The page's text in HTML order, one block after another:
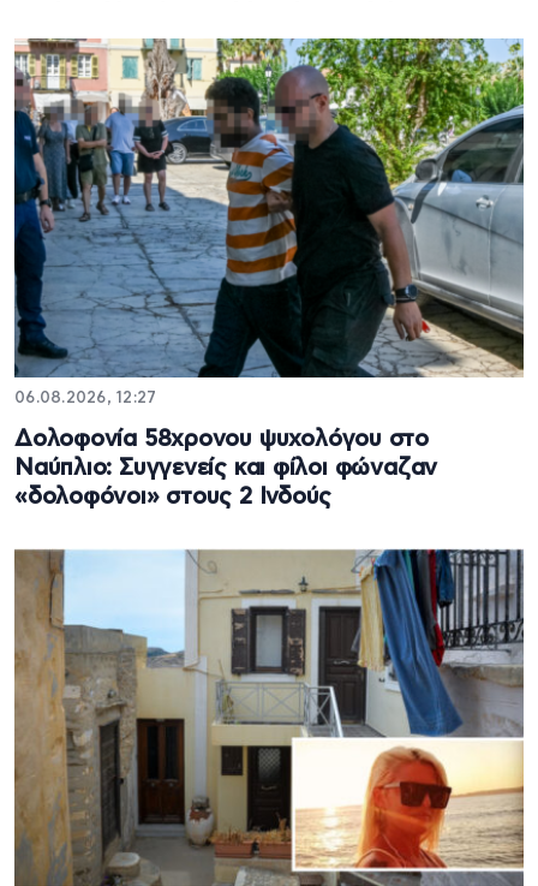
06.08.2026, 12:27
Δολοφονία 58χρονου ψυχολόγου στο
Ναύπλιο: Συγγενείς και φίλοι φώναζαν
«δολοφόνοι» στους 2 Ινδούς